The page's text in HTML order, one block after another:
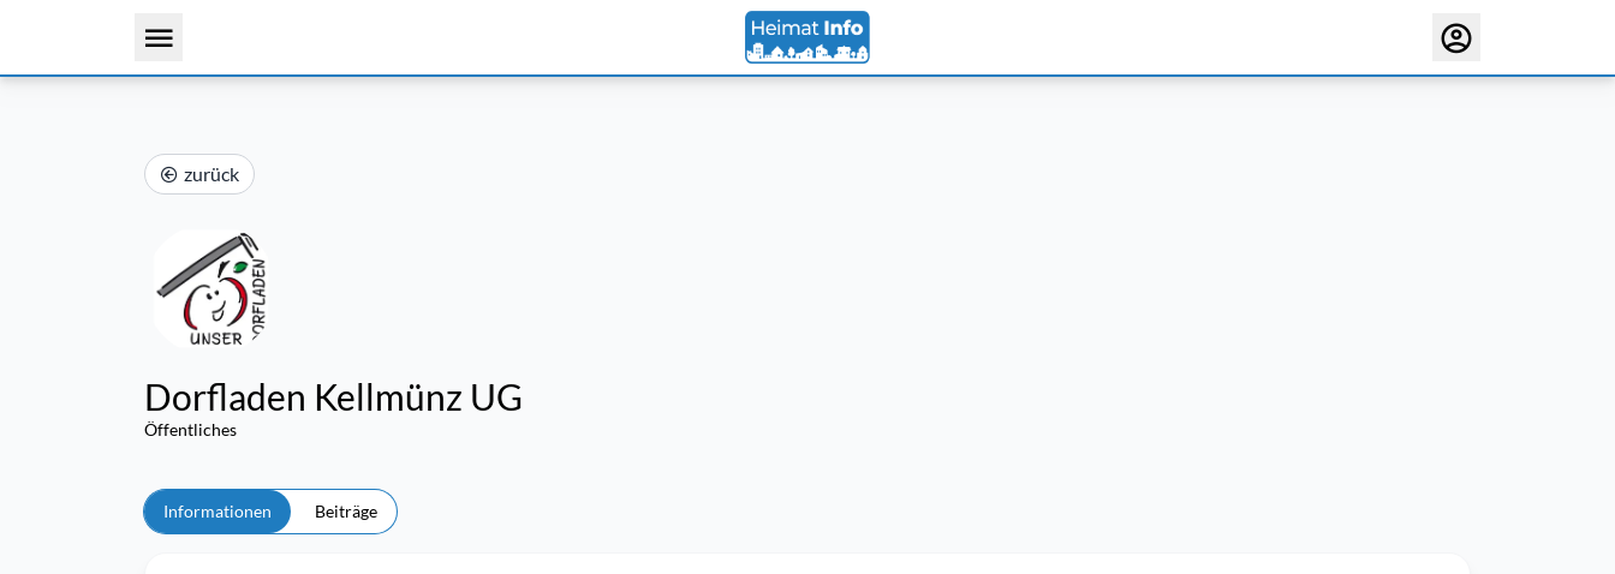
zurück
Dorfladen Kellmünz UG
Öffentliches
Informationen Beiträge